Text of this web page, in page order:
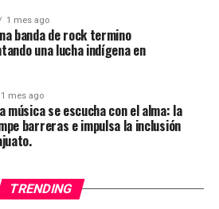
1 mes ago
banda de rock termino
una lucha indígena en
1 mes ago
música se escucha con el alma: la
barreras e impulsa la inclusión
TRENDING